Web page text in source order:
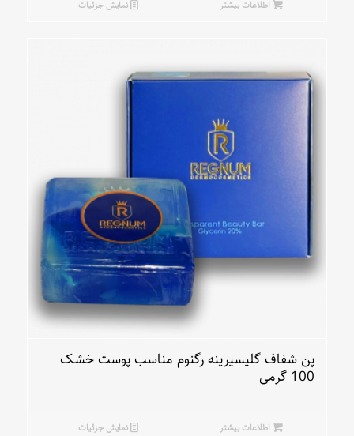
اطلاعات بیشتر نمایش جزئیات
پن شفاف گلیسیرینه رگنوم مناسب پوست خشک
100 گرمی
اطلاعات بیشتر نمایش جزئیات